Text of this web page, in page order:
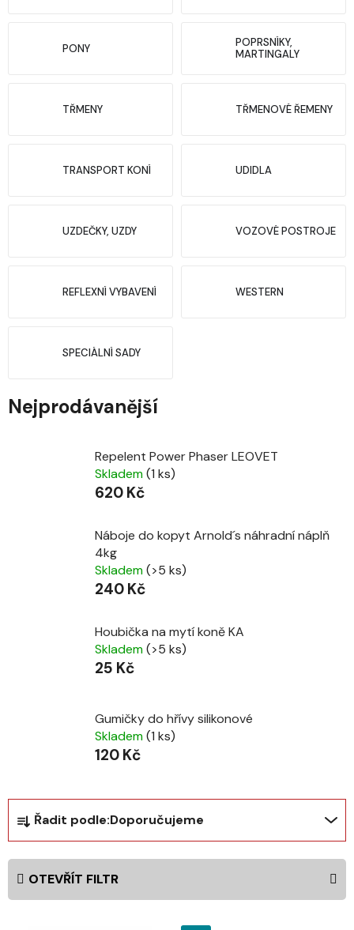
PONY
POPRSNÍKY,
MARTINGALY
TŘMENY TŘMENOVÉ ŘEMENY
TRANSPORT KONÍ UDIDLA
UZDEČKY, UZDY VOZOVÉ POSTROJE
REFLEXNÍ VYBAVENÍ WESTERN
SPECIÁLNÍ SADY
Nejprodávanější
Repelent Power Phaser LEOVET
Skladem(1 ks)
620 Kč
Náboje do kopyt Arnold´s náhradní náplň
4kg
Skladem(>5 ks)
240 Kč
Houbička na mytí koně KA
Skladem(>5 ks)
25 Kč
Gumičky do hřívy silikonové
Skladem(1 ks)
120 Kč
a
z
e
n
Řadit podle:Doporučujeme
OTEVŘÍT FILTR